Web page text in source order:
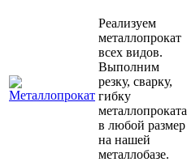
Реализуем
металлопрокат
всех видов.
Выполним
резку, сварку,
гибку
металлопроката
в любой размер
на нашей
металлобазе.